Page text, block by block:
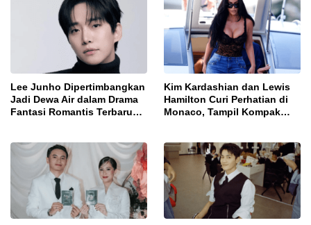
Lee Junho Dipertimbangkan
Jadi Dewa Air dalam Drama
Fantasi Romantis Terbaru
Kim Kardashian dan Lewis
Hamilton Curi Perhatian di
Monaco, Tampil Kompak